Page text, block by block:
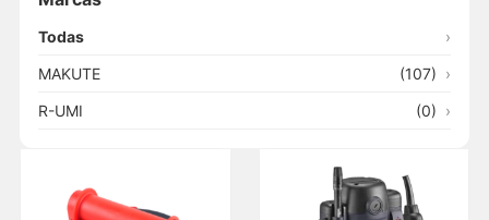
Todas
›
MAKUTE
(107) ›
R-UMI
(0) ›